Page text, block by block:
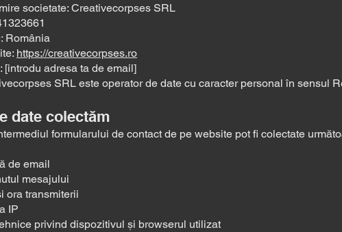
societate: Creativecorpses SRL
România
https://creativecorpses.ro
[introdu adresa ta de email]
SRL este operator de date cu caracter personal în sensul
date colectăm
formularului de contact de pe website pot fi colectate
de email
mesajului
ora transmiterii
IP
privind dispozitivul și browserul utilizat